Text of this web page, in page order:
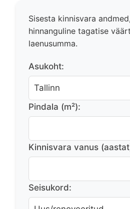
Sisesta kinnisvara
hinnanguline tagatise
laenusumma.
Asukoht:
Pindala (m²):
Kinnisvara vanus
Seisukord: